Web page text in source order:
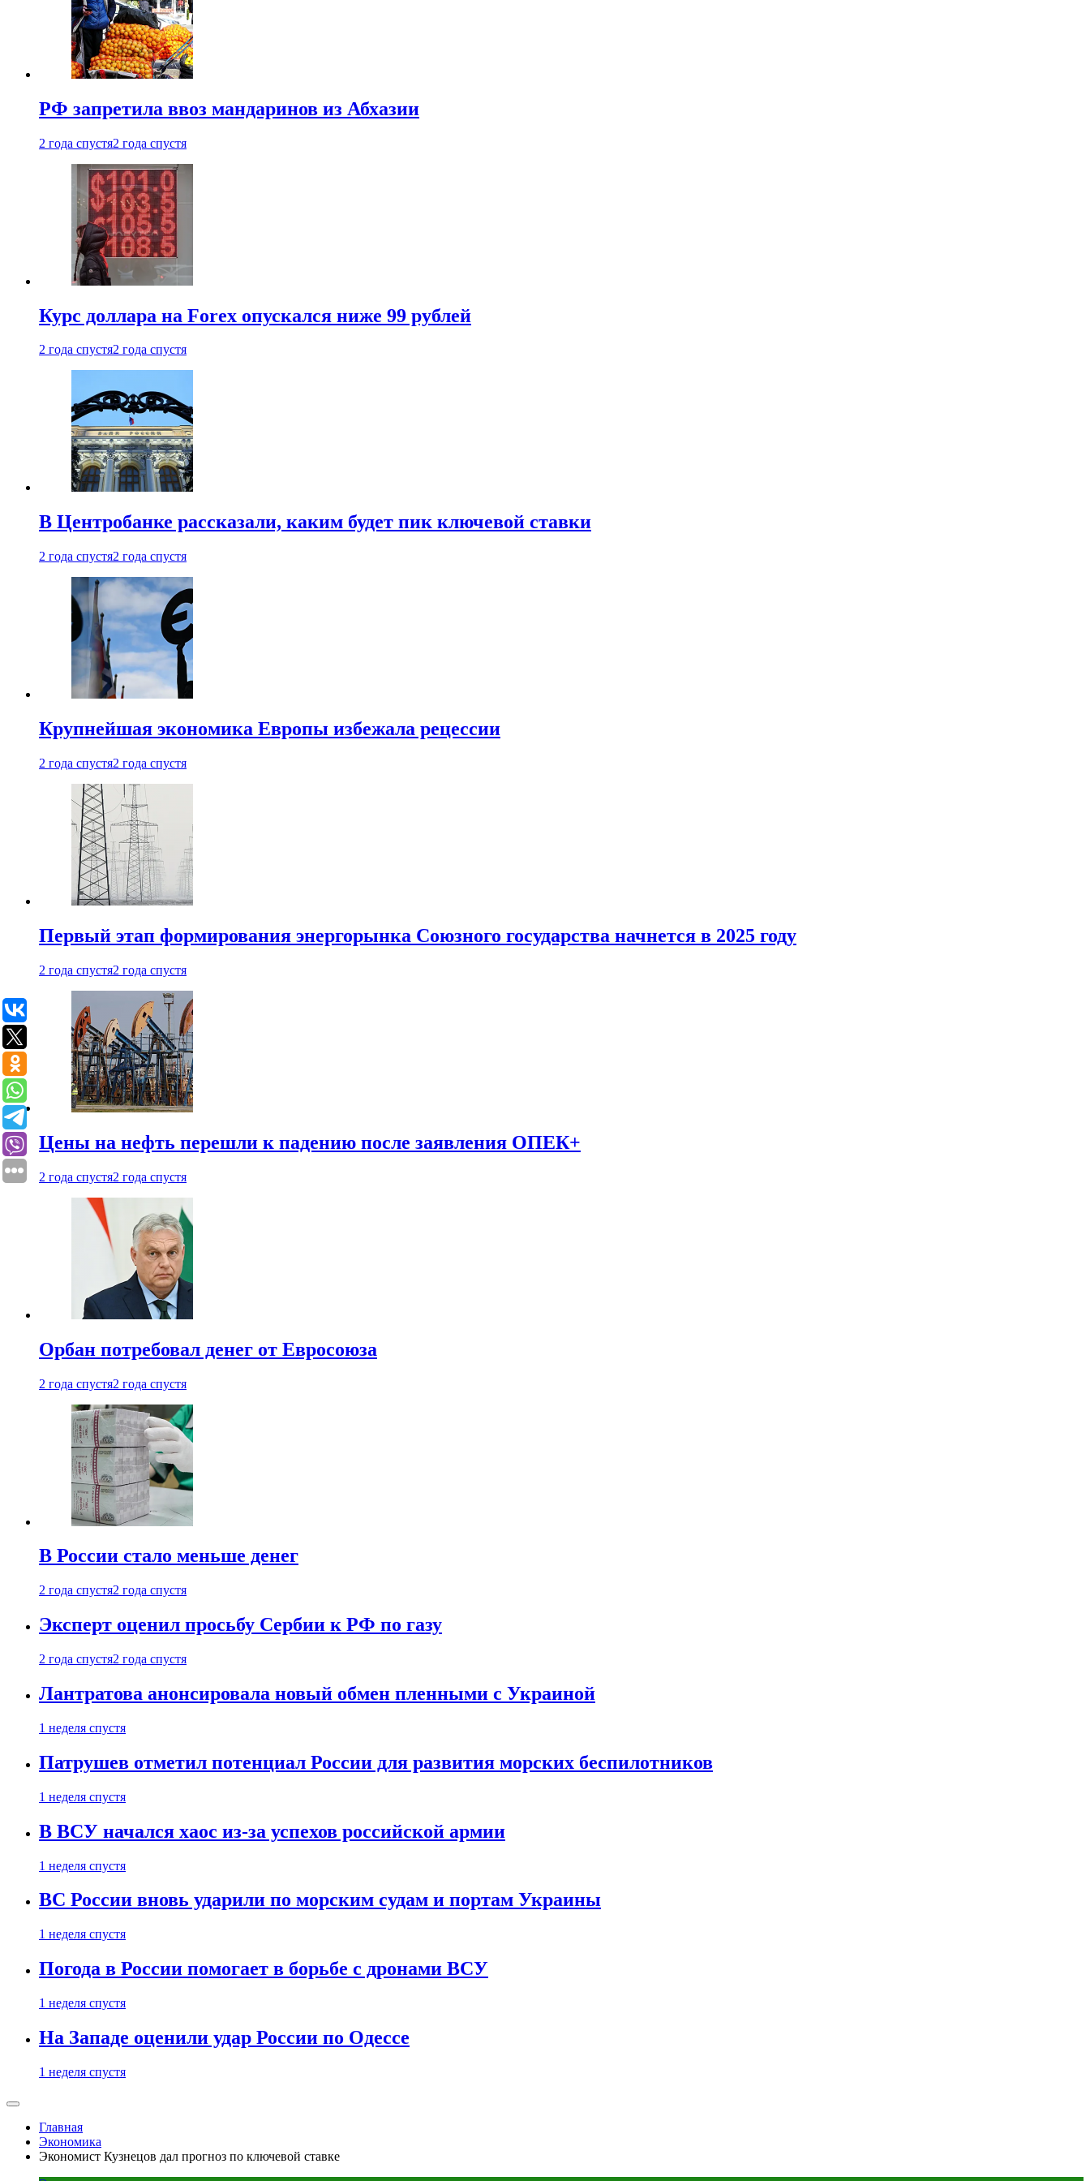
РФ запретила ввоз мандаринов из Абхазии
2 года спустя2 года спустя
Курс доллара на Forex опускался ниже 99 рублей
2 года спустя2 года спустя
В Центробанке рассказали, каким будет пик ключевой ставки
2 года спустя2 года спустя
Крупнейшая экономика Европы избежала рецессии
2 года спустя2 года спустя
Первый этап формирования энергорынка Союзного государства начнется в 2025 году
2 года спустя2 года спустя
Цены на нефть перешли к падению после заявления ОПЕК+
2 года спустя2 года спустя
Орбан потребовал денег от Евросоюза
2 года спустя2 года спустя
В России стало меньше денег
2 года спустя2 года спустя
Эксперт оценил просьбу Сербии к РФ по газу
2 года спустя2 года спустя
Лантратова анонсировала новый обмен пленными с Украиной
1 неделя спустя
Патрушев отметил потенциал России для развития морских беспилотников
1 неделя спустя
В ВСУ начался хаос из-за успехов российской армии
1 неделя спустя
ВС России вновь ударили по морским судам и портам Украины
1 неделя спустя
Погода в России помогает в борьбе с дронами ВСУ
1 неделя спустя
На Западе оценили удар России по Одессе
1 неделя спустя
Главная
Экономика
Экономист Кузнецов дал прогноз по ключевой ставке